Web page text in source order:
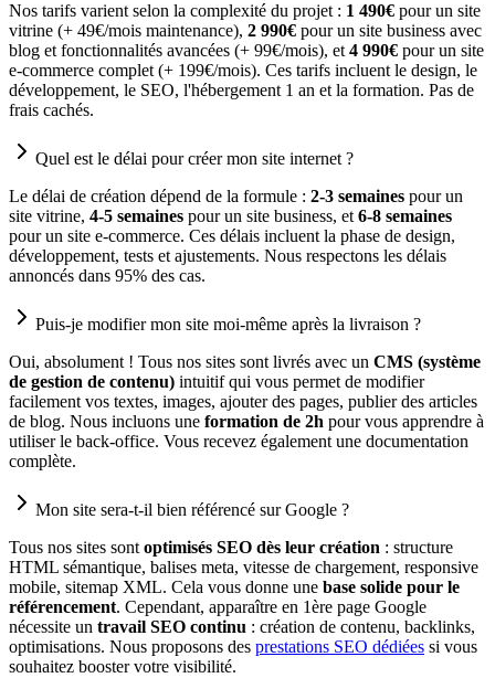
Nos tarifs varient selon la complexité du projet : 1 490€ pour un site
vitrine (+ 49€/mois maintenance), 2 990€ pour un site business avec
blog et fonctionnalités avancées (+ 99€/mois), et 4 990€ pour un site
e-commerce complet (+ 199€/mois). Ces tarifs incluent le design, le
développement, le SEO, l'hébergement 1 an et la formation. Pas de
frais cachés.
Quel est le délai pour créer mon site internet ?
Le délai de création dépend de la formule : 2-3 semaines pour un
site vitrine, 4-5 semaines pour un site business, et 6-8 semaines
pour un site e-commerce. Ces délais incluent la phase de design,
développement, tests et ajustements. Nous respectons les délais
annoncés dans 95% des cas.
Puis-je modifier mon site moi-même après la livraison ?
Oui, absolument ! Tous nos sites sont livrés avec un CMS (système
de gestion de contenu) intuitif qui vous permet de modifier
facilement vos textes, images, ajouter des pages, publier des articles
de blog. Nous incluons une formation de 2h pour vous apprendre à
utiliser le back-office. Vous recevez également une documentation
complète.
Mon site sera-t-il bien référencé sur Google ?
Tous nos sites sont optimisés SEO dès leur création : structure
HTML sémantique, balises meta, vitesse de chargement, responsive
mobile, sitemap XML. Cela vous donne une base solide pour le
référencement. Cependant, apparaître en 1ère page Google
nécessite un travail SEO continu : création de contenu, backlinks,
optimisations. Nous proposons des prestations SEO dédiées si vous
souhaitez booster votre visibilité.